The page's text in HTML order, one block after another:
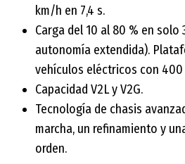
km/h en 7,4 s.
Carga del 10 al 80 % en
autonomía extendida).
vehículos eléctricos con 400
Capacidad V2L y V2G.
Tecnología de chasis
marcha, un refinamiento y
orden.